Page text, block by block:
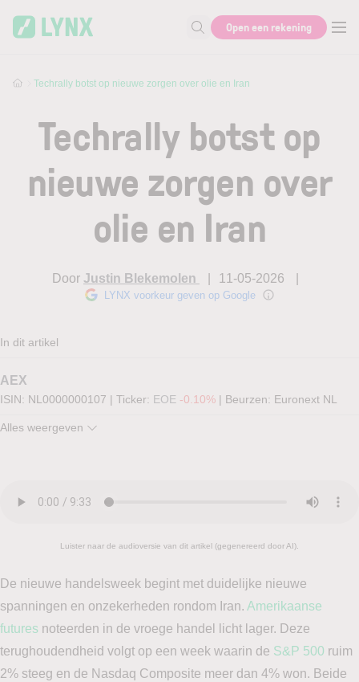
Zoek naar informatie
Open een rekening
Techrally botst op nieuwe zorgen over olie en Iran
Techrally botst op
nieuwe zorgen over
olie en Iran
Door Justin Blekemolen 11-05-2026
LYNX voorkeur geven op Google
In dit artikel
AEX
ISIN: NL0000000107 | Ticker: EOE -0.10% | Beurzen: Euronext NL
AMX 0,14 % DOW
Alles weergeven
Luister naar de audioversie van dit artikel (gegenereerd door AI).
De nieuwe handelsweek begint met duidelijke nieuwe
spanningen en onzekerheden rondom Iran. Amerikaanse
futures noteerden in de vroege handel licht lager. Deze
terughoudendheid volgt op een week waarin de S&P 500 ruim
2% steeg en de Nasdaq Composite meer dan 4% won. Beide